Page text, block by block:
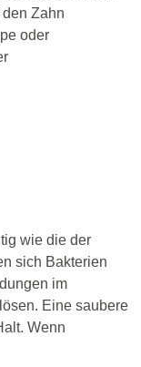
Zahn
oder
wie die der
sich Bakterien
im
Eine saubere
Wenn